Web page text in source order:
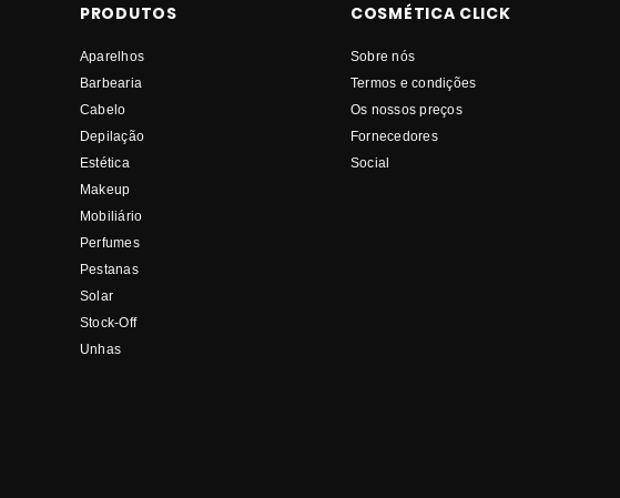
PRODUTOS
Aparelhos
Barbearia
Cabelo
Depilação
Estética
Makeup
Mobiliário
Perfumes
Pestanas
Solar
Stock-Off
Unhas
COSMÉTICA CLICK
Sobre nós
Termos e condições
Os nossos preços
Fornecedores
Social